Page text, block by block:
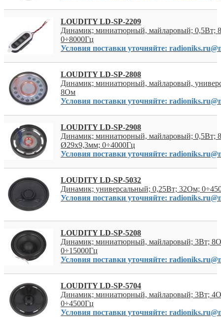
LOUDITY LD-SP-2209
Динамик; миниатюрный, майларовый; 0,5Вт;
0÷8000Гц
Условия поставки уточняйте:
LOUDITY LD-SP-2808
Динамик; миниатюрный, майларовый,
8Ом
Условия поставки уточняйте:
LOUDITY LD-SP-2908
Динамик; миниатюрный, майларовый; 0,5Вт;
Ø29x9,3мм; 0÷4000Гц
Условия поставки уточняйте:
LOUDITY LD-SP-5032
Динамик; универсальный; 0,25Вт; 32Ом;
Условия поставки уточняйте:
LOUDITY LD-SP-5208
Динамик; миниатюрный, майларовый; 3Вт;
0÷15000Гц
Условия поставки уточняйте:
LOUDITY LD-SP-5704
Динамик; миниатюрный, майларовый; 3Вт;
0÷4500Гц
Условия поставки уточняйте: